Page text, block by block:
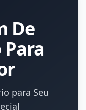
De
para Seu